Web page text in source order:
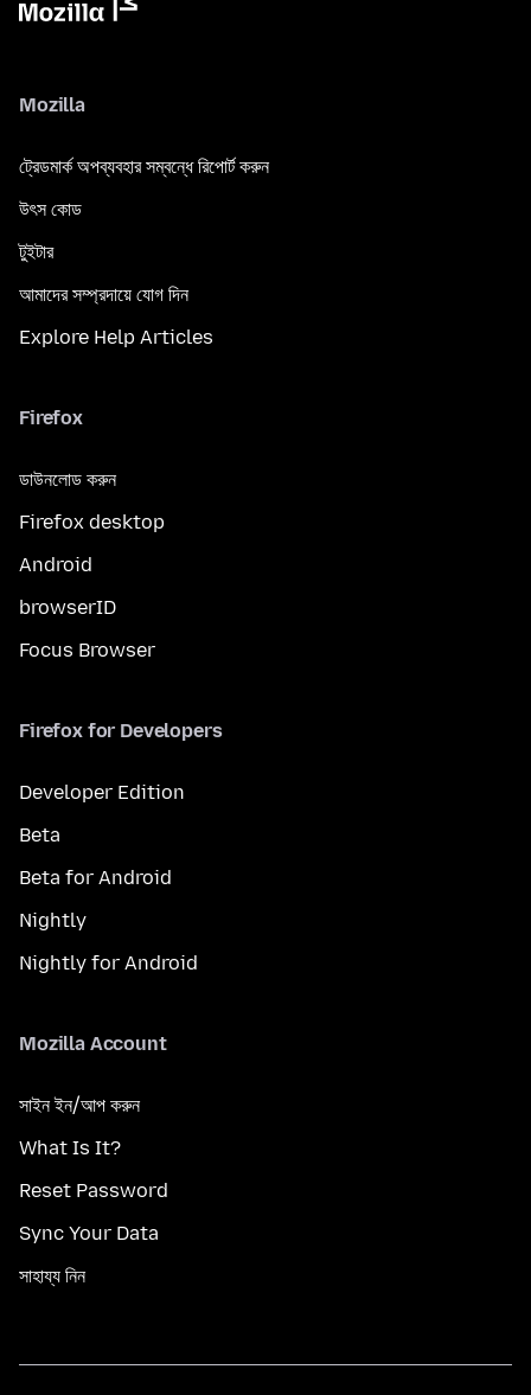
Mozilla
ট্রেডমার্ক অপব্যবহার সম্বন্ধে রিপোর্ট করুন
উৎস কোড
টুইটার
আমাদের সম্প্রদায়ে যোগ দিন
Explore Help Articles
Firefox
ডাউনলোড করুন
Firefox desktop
Android
browserID
Focus Browser
Firefox for Developers
Developer Edition
Beta
Beta for Android
Nightly
Nightly for Android
Mozilla Account
সাইন ইন/আপ করুন
What Is It?
Reset Password
Sync Your Data
সাহায্য নিন